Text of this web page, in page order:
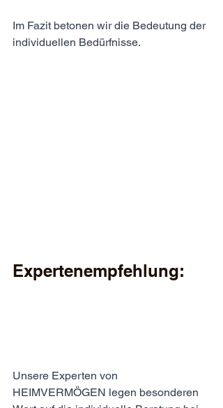
Im Fazit betonen wir die Bedeutung der
individuellen Bedürfnisse.
Expertenempfehlung:
Unsere Experten von
HEIMVERMÖGEN legen besonderen